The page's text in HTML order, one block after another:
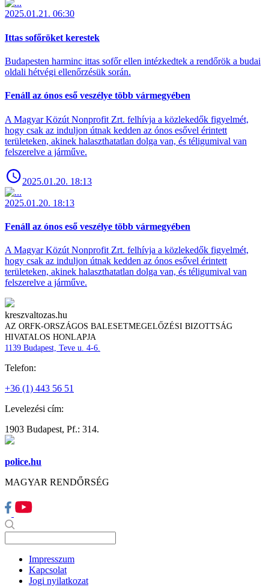
2025.01.21. 06:30
Ittas sofőröket kerestek
Budapesten harminc ittas sofőr ellen intézkedtek a rendőrök a budai
oldali hétvégi ellenőrzésük során.
Fenáll az ónos eső veszélye több vármegyében
A Magyar Közút Nonprofit Zrt. felhívja a közlekedők figyelmét,
hogy csak az induljon útnak kedden az ónos esővel érintett
területeken, akinek halaszthatatlan dolga van, és téligumival van
felszerelve a járműve.
2025.01.20. 18:13
2025.01.20. 18:13
Fenáll az ónos eső veszélye több vármegyében
A Magyar Közút Nonprofit Zrt. felhívja a közlekedők figyelmét,
hogy csak az induljon útnak kedden az ónos esővel érintett
területeken, akinek halaszthatatlan dolga van, és téligumival van
felszerelve a járműve.
kreszvaltozas.hu
AZ ORFK-ORSZÁGOS BALESETMEGELŐZÉSI BIZOTTSÁG
HIVATALOS HONLAPJA
1139 Budapest, Teve u. 4-6.
Telefon:
+36 (1) 443 56 51
Levelezési cím:
1903 Budapest, Pf.: 314.
police.hu
MAGYAR RENDŐRSÉG
Impresszum
Kapcsolat
Jogi nyilatkozat